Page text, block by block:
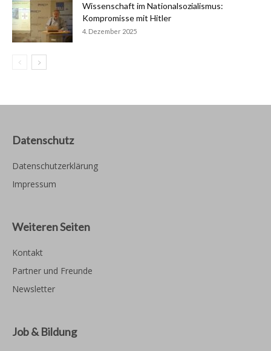
Wissenschaft im Nationalsozialismus:
Kompromisse mit Hitler
4. Dezember 2025
Datenschutz
Datenschutzerklärung
Impressum
Weiteren Seiten
Kontakt
Partner und Freunde
Newsletter
Job & Bildung